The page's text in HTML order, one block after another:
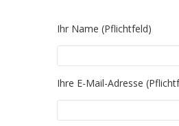
Ihr Name (Pflichtfeld)
Please leave this field empty.
Ihre E-Mail-Adresse